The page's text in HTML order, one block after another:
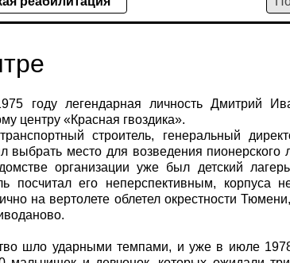
году легендарная личность Дмитрий
центру «Красная гвоздика».
строитель, генеральный
выбрать место для возведения пионерского
организации уже был детский
посчитал его неперспективным, корпуса
на вертолете облетел окрестности
шло ударными темпами, и уже в июле